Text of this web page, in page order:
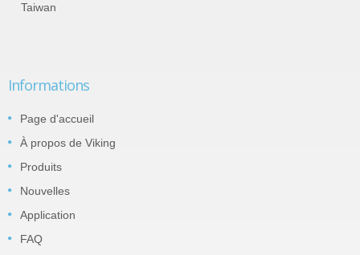
Taiwan
Informations
Page d'accueil
À propos de Viking
Produits
Nouvelles
Application
FAQ